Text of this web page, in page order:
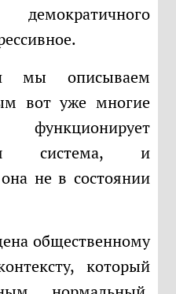
вот уже многие
система, и
не в состоянии
который